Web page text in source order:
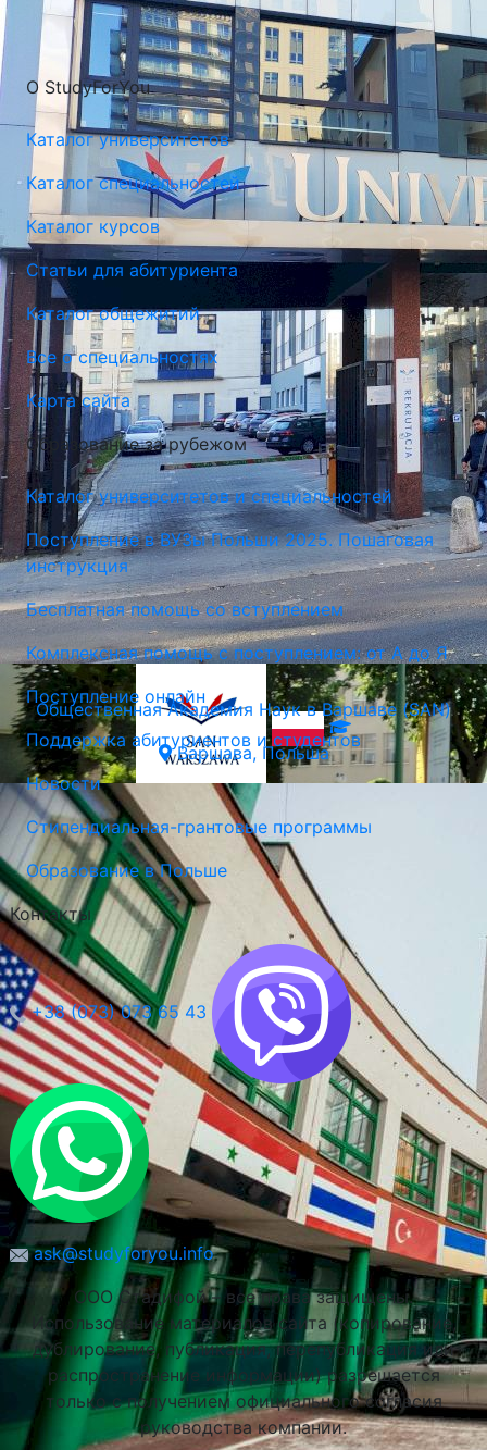
Университет Марии Кюри-Склодовской в Люблине
(UMCS)
Люблин, Польша
Университет Естественных Наук в Люблине
Люблин, Польша
Общественная Академия Наук в Варшаве (SAN)
Варшава, Польша
О StudyForYou
Каталог университетов
Каталог специальностей
Каталог курсов
Статьи для абитуриента
Каталог общежитий
Все о специальностях
Карта сайта
Образование за рубежом
Каталог университетов и специальностей
Поступление в ВУЗы Польши 2025. Пошаговая
инструкция
Бесплатная помощь со вступлением
Комплексная помощь с поступлением: от А до Я
Поступление онлайн
Поддержка абитуриентов и студентов
Новости
Стипендиальная-грантовые программы
Образование в Польше
Контакты
+38 (073) 073 65 43
ask@studyforyou.info
ООО Стадифой – все права защищены.
Использование материалов сайта (копирование,
дублирование, публикация, перепубликация или
распространение информации) разрешается
только с получением официального согласия
руководства компании.